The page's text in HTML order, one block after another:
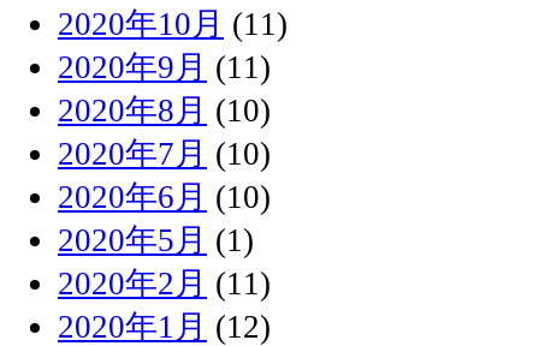
2020年10月 (11)
2020年9月 (11)
2020年8月 (10)
2020年7月 (10)
2020年6月 (10)
2020年5月 (1)
2020年2月 (11)
2020年1月 (12)